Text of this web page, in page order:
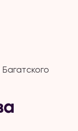
Багатского